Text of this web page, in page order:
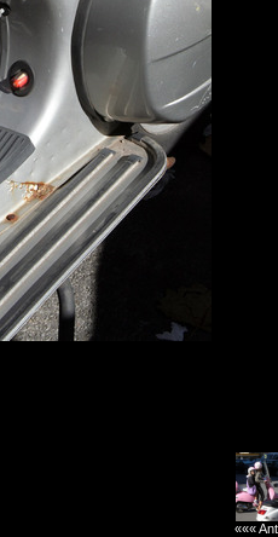
«««